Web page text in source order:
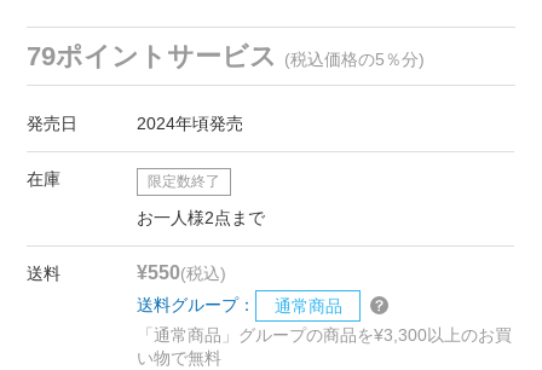
79ポイントサービス (税込価格の5％分)
発売日 2024年頃発売
在庫 限定数終了
お一人様2点まで
送料 ¥550(税込)
送料グループ：
通常商品
「通常商品」グループの商品を¥3,300以上のお買
い物で無料